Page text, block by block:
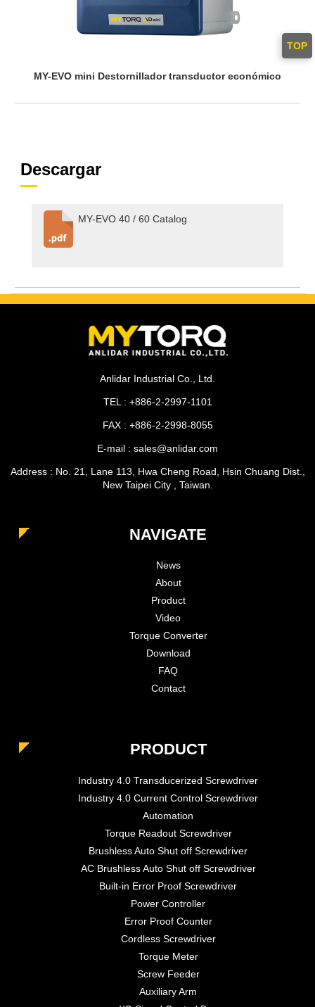
TOP
MY-EVO mini Destornillador transductor económico
Descargar
MY-EVO 40 / 60 Catalog
Anlidar Industrial Co., Ltd.
TEL : +886-2-2997-1101
FAX : +886-2-2998-8055
E-mail : sales@anlidar.com
Address : No. 21, Lane 113, Hwa Cheng Road, Hsin Chuang Dist.,
New Taipei City , Taiwan.
NAVIGATE
News
About
Product
Video
Torque Converter
Download
FAQ
Contact
PRODUCT
Industry 4.0 Transducerized Screwdriver
Industry 4.0 Current Control Screwdriver
Automation
Torque Readout Screwdriver
Brushless Auto Shut off Screwdriver
AC Brushless Auto Shut off Screwdriver
Built-in Error Proof Screwdriver
Power Controller
Error Proof Counter
Cordless Screwdriver
Torque Meter
Screw Feeder
Auxiliary Arm